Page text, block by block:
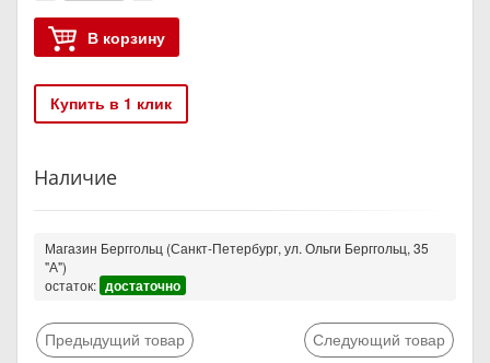
В корзину
Купить в 1 клик
Наличие
Магазин Берггольц (Санкт-Петербург, ул. Ольги Берггольц, 35
"А")
остаток: достаточно
Предыдущий товар Следующий товар